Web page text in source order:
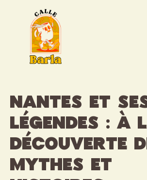
Nantes et
légendes : à
découverte
mythes et